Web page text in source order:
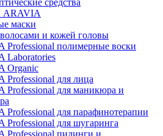
средства
ARAVIA
маски
и кожей головы
Professional полимерные воски
Laboratories
Organic
Professional для лица
Professional для маникюра и
Professional для парафинотерапии
Professional для шугаринга
Professional пилинги и